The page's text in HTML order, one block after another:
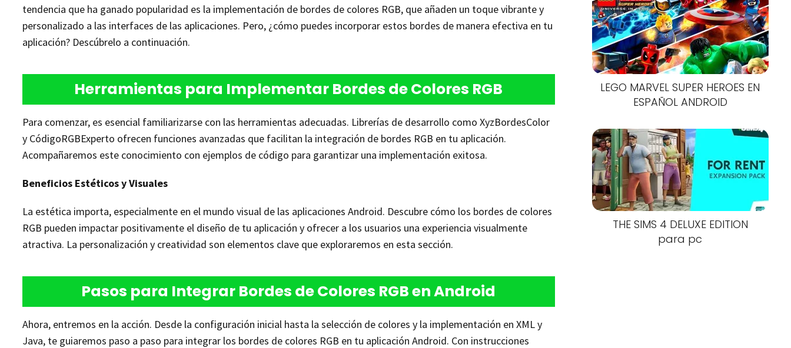
tendencia que ha ganado popularidad es la implementación de bordes de colores RGB, que añaden un toque vibrante y
personalizado a las interfaces de las aplicaciones. Pero, ¿cómo puedes incorporar estos bordes de manera efectiva en tu
aplicación? Descúbrelo a continuación.
Herramientas para Implementar Bordes de Colores RGB
Para comenzar, es esencial familiarizarse con las herramientas adecuadas. Librerías de desarrollo como XyzBordesColor
y CódigoRGBExperto ofrecen funciones avanzadas que facilitan la integración de bordes RGB en tu aplicación.
Acompañaremos este conocimiento con ejemplos de código para garantizar una implementación exitosa.
Beneficios Estéticos y Visuales
La estética importa, especialmente en el mundo visual de las aplicaciones Android. Descubre cómo los bordes de colores
RGB pueden impactar positivamente el diseño de tu aplicación y ofrecer a los usuarios una experiencia visualmente
atractiva. La personalización y creatividad son elementos clave que exploraremos en esta sección.
Pasos para Integrar Bordes de Colores RGB en Android
Ahora, entremos en la acción. Desde la configuración inicial hasta la selección de colores y la implementación en XML y
Java, te guiaremos paso a paso para integrar los bordes de colores RGB en tu aplicación Android. Con instrucciones
LEGO MARVEL SUPER HEROES EN
ESPAÑOL ANDROID
THE SIMS 4 DELUXE EDITION
para pc